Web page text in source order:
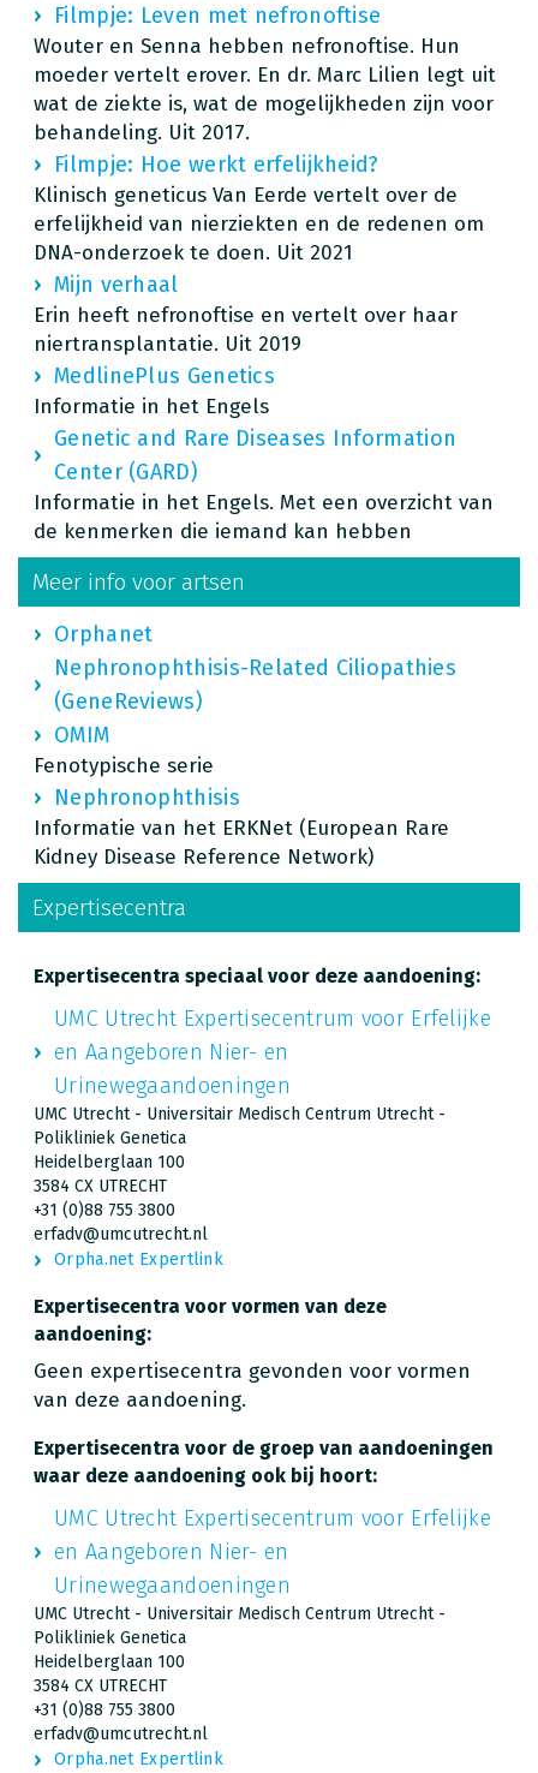
Filmpje: Leven met nefronoftise
Wouter en Senna hebben nefronoftise. Hun
moeder vertelt erover. En dr. Marc Lilien legt uit
wat de ziekte is, wat de mogelijkheden zijn voor
behandeling. Uit 2017.
Filmpje: Hoe werkt erfelijkheid?
Klinisch geneticus Van Eerde vertelt over de
erfelijkheid van nierziekten en de redenen om
DNA-onderzoek te doen. Uit 2021
Mijn verhaal
Erin heeft nefronoftise en vertelt over haar
niertransplantatie. Uit 2019
MedlinePlus Genetics
Informatie in het Engels
Genetic and Rare Diseases Information
Center (GARD)
Informatie in het Engels. Met een overzicht van
de kenmerken die iemand kan hebben
Meer info voor artsen
Orphanet
Nephronophthisis-Related Ciliopathies
(GeneReviews)
OMIM
Fenotypische serie
Nephronophthisis
Informatie van het ERKNet (European Rare
Kidney Disease Reference Network)
Expertisecentra
Expertisecentra speciaal voor deze aandoening:
UMC Utrecht Expertisecentrum voor Erfelijke
en Aangeboren Nier- en
Urinewegaandoeningen
UMC Utrecht - Universitair Medisch Centrum Utrecht -
Polikliniek Genetica
Heidelberglaan 100
3584 CX UTRECHT
+31 (0)88 755 3800
erfadv@umcutrecht.nl
Orpha.net Expertlink
Expertisecentra voor vormen van deze
aandoening:
Geen expertisecentra gevonden voor vormen
van deze aandoening.
Expertisecentra voor de groep van aandoeningen
waar deze aandoening ook bij hoort:
UMC Utrecht Expertisecentrum voor Erfelijke
en Aangeboren Nier- en
Urinewegaandoeningen
UMC Utrecht - Universitair Medisch Centrum Utrecht -
Polikliniek Genetica
Heidelberglaan 100
3584 CX UTRECHT
+31 (0)88 755 3800
erfadv@umcutrecht.nl
Orpha.net Expertlink